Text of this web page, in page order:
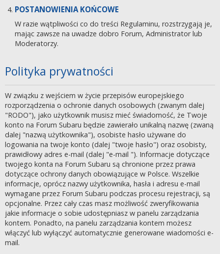
POSTANOWIENIA KOŃCOWE
W razie wątpliwości co do treści Regulaminu, rozstrzygają je,
mając zawsze na uwadze dobro Forum, Administrator lub
Moderatorzy.
Polityka prywatności
W związku z wejściem w życie przepisów europejskiego
rozporządzenia o ochronie danych osobowych (zwanym dalej
"RODO"), jako użytkownik musisz mieć świadomość, że Twoje
konto na Forum Subaru będzie zawierało unikalną nazwę (zwaną
dalej "nazwą użytkownika"), osobiste hasło używane do
logowania na twoje konto (dalej "twoje hasło") oraz osobisty,
prawidłowy adres e-mail (dalej "e-mail "). Informacje dotyczące
twojego konta na Forum Subaru są chronione przez prawa
dotyczące ochrony danych obowiązujące w Polsce. Wszelkie
informacje, oprócz nazwy użytkownika, hasła i adresu e-mail
wymagane przez Forum Subaru podczas procesu rejestracji, są
opcjonalne. Przez cały czas masz możliwość zweryfikowania
jakie informacje o sobie udostępniasz w panelu zarządzania
kontem. Ponadto, na panelu zarządzania kontem możesz
włączyć lub wyłączyć automatycznie generowane wiadomości e-
mail.